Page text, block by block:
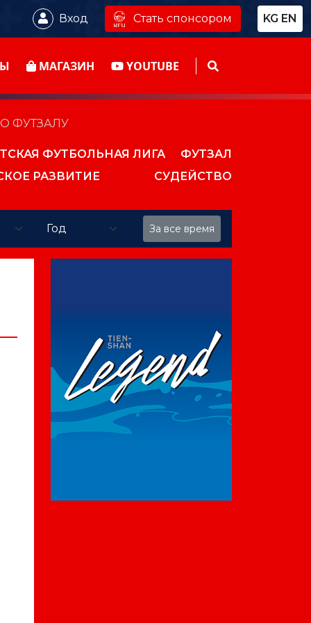
Вход Стать спонсором KG EN
МАГАЗИН YOUTUBE
ФУТЗАЛУ
ФУТБОЛЬНАЯ ЛИГА
ФУТЗАЛ
РАЗВИТИЕ
СУДЕЙСТВО
За все время